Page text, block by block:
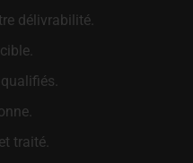
délivrabilité.
traité.